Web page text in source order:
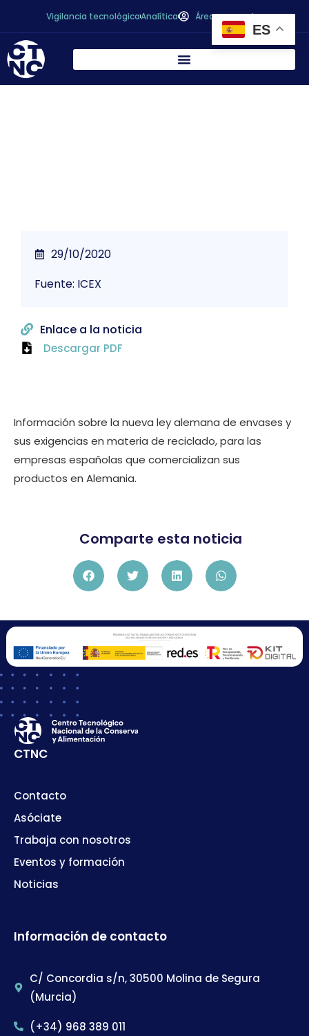
Vigilancia tecnológicaAnalítica Área personal
Información sobre la nueva ley alemana de envases y
sus exigencias en materia de reciclado, para las
empresas españolas que comercializan sus
productos en Alemania.
29/10/2020
Fuente: ICEX
Enlace a la noticia
Descargar PDF
Comparte esta noticia
CTNC
Contacto
Asóciate
Trabaja con nosotros
Eventos y formación
Noticias
Información de contacto
C/ Concordia s/n, 30500 Molina de Segura
(Murcia)
(+34) 968 389 011
ES